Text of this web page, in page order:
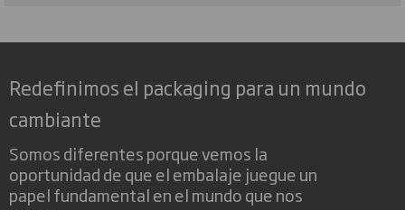
Redefinimos el packaging para un mundo
cambiante
Somos diferentes porque vemos la
oportunidad de que el embalaje juegue un
papel fundamental en el mundo que nos